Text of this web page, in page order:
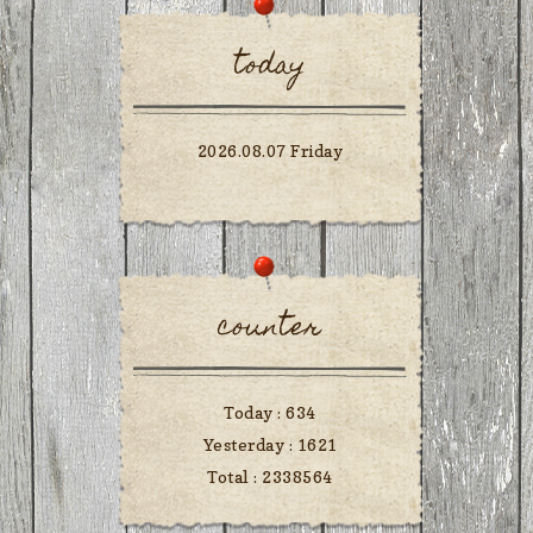
today
2026.08.07 Friday
counter
Today :634
Yesterday : 1621
Total : 2338564